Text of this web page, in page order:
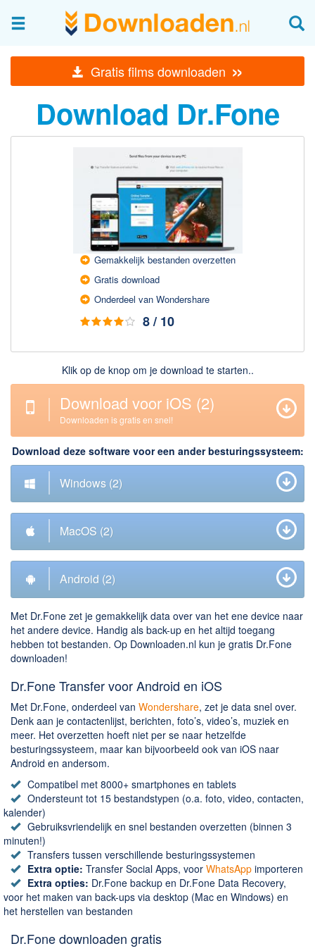
Gratis films downloaden »
Afbeeldingen & fotografie
Beheren en bekijken
Afbeelding & foto bewerken
Branden en Rippen
Media streamen
BitTorrent Clients
Nieuwslezers (Downloaden via usenet)
Onderhoud & Veiligheid
Computer opschonen
Productiviteit
Adresboek en contacten
Planning en organisatie
Overige
Algemeen
Chatten en bellen
Dating apps
Rar en Zip (Compressie - Unzip)
Shopping
Spelletjes en Games
Webbrowsers
Download Dr.Fone
Gemakkelijk bestanden overzetten
Gratis download
Onderdeel van Wondershare
8 / 10
Klik op de knop om je download te starten..
Download voor iOS (2)
Downloaden is gratis en snel!
Download deze software voor een ander besturingssysteem:
Windows (2)
MacOS (2)
Android (2)
Met Dr.Fone zet je gemakkelijk data over van het ene device naar
het andere device. Handig als back-up en het altijd toegang
hebben tot bestanden. Op Downloaden.nl kun je gratis Dr.Fone
downloaden!
Dr.Fone Transfer voor Android en iOS
Met Dr.Fone, onderdeel van Wondershare, zet je data snel over.
Denk aan je contactenlijst, berichten, foto’s, video’s, muziek en
meer. Het overzetten hoeft niet per se naar hetzelfde
besturingssysteem, maar kan bijvoorbeeld ook van iOS naar
Android en andersom.
Compatibel met 8000+ smartphones en tablets
Ondersteunt tot 15 bestandstypen (o.a. foto, video, contacten,
kalender)
Gebruiksvriendelijk en snel bestanden overzetten (binnen 3
minuten!)
Transfers tussen verschillende besturingssystemen
Extra optie: Transfer Social Apps, voor WhatsApp importeren
Extra opties: Dr.Fone backup en Dr.Fone Data Recovery,
voor het maken van back-ups via desktop (Mac en Windows) en
het herstellen van bestanden
Dr.Fone downloaden gratis